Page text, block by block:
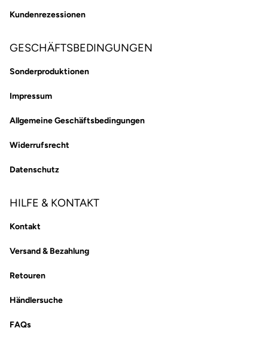
Kundenrezessionen
GESCHÄFTSBEDINGUNGEN
Sonderproduktionen
Impressum
Allgemeine Geschäftsbedingungen
Widerrufsrecht
Datenschutz
HILFE & KONTAKT
Kontakt
Versand & Bezahlung
Retouren
Händlersuche
FAQs